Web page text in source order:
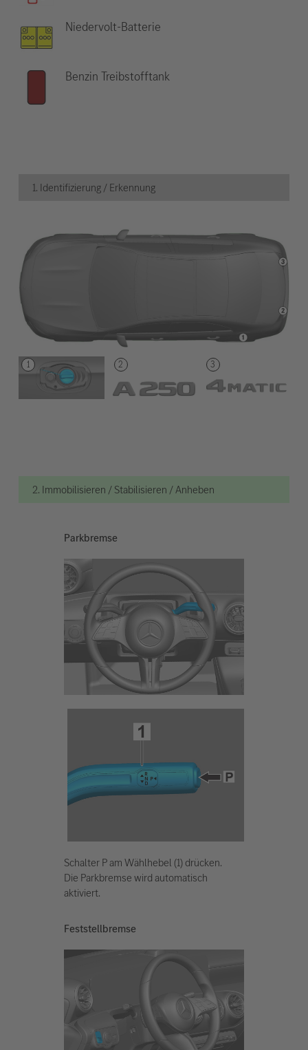
Niedervolt-Batterie
Benzin Treibstofftank
1. Identifizierung / Erkennung
2. Immobilisieren / Stabilisieren / Anheben
Parkbremse
Schalter P am Wählhebel (1) drücken.
Die Parkbremse wird automatisch
aktiviert.
Feststellbremse